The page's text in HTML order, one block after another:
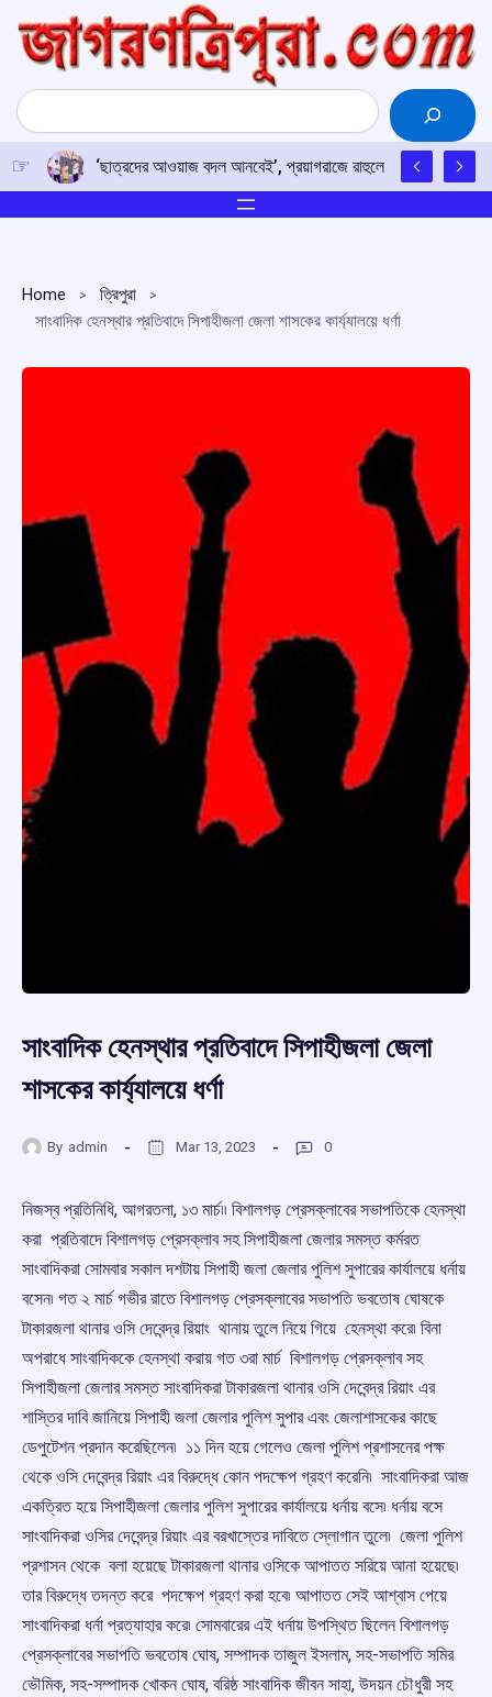
content
Search
‘ছাত্রদের আওয়াজ বদল আনবেই’, প্রয়াগরাজে রাহুলের হুঙ্কার
Home
ত্রিপুরা
সাংবাদিক হেনস্থার প্রতিবাদে সিপাহীজলা জেলা শাসকের কার্য্যালয়ে ধর্ণা
সাংবাদিক হেনস্থার প্রতিবাদে সিপাহীজলা জেলা
শাসকের কার্য্যালয়ে ধর্ণা
By admin Mar 13, 2023 0
নিজস্ব প্রতিনিধি, আগরতলা, ১৩ মার্চ৷৷ বিশালগড় প্রেসক্লাবের সভাপতিকে হেনস্থা
করা প্রতিবাদে বিশালগড় প্রেসক্লাব সহ সিপাহীজলা জেলার সমস্ত কর্মরত
সাংবাদিকরা সোমবার সকাল দশটায় সিপাহী জলা জেলার পুলিশ সুপারের কার্যালয়ে ধর্নায়
বসেন৷ গত ২ মার্চ গভীর রাতে বিশালগড় প্রেসক্লাবের সভাপতি ভবতোষ ঘোষকে
টাকারজলা থানার ওসি দেবেন্দ্র রিয়াং থানায় তুলে নিয়ে গিয়ে হেনস্থা করে৷ বিনা
অপরাধে সাংবাদিককে হেনস্থা করায় গত ৩রা মার্চ বিশালগড় প্রেসক্লাব সহ
সিপাহীজলা জেলার সমস্ত সাংবাদিকরা টাকারজলা থানার ওসি দেবেন্দ্র রিয়াং এর
শাস্তির দাবি জানিয়ে সিপাহী জলা জেলার পুলিশ সুপার এবং জেলাশাসকের কাছে
ডেপুটেশন প্রদান করেছিলেন৷ ১১ দিন হয়ে গেলেও জেলা পুলিশ প্রশাসনের পক্ষ
থেকে ওসি দেবেন্দ্র রিয়াং এর বিরুদ্ধে কোন পদক্ষেপ গ্রহণ করেনি৷ সাংবাদিকরা আজ
একত্রিত হয়ে সিপাহীজলা জেলার পুলিশ সুপারের কার্যালয়ে ধর্নায় বসে৷ ধর্নায় বসে
সাংবাদিকরা ওসির দেবেন্দ্র রিয়াং এর বরখাস্তের দাবিতে স্লোগান তুলে৷ জেলা পুলিশ
প্রশাসন থেকে বলা হয়েছে টাকারজলা থানার ওসিকে আপাতত সরিয়ে আনা হয়েছে৷
তার বিরুদ্ধে তদন্ত করে পদক্ষেপ গ্রহণ করা হবে৷ আপাতত সেই আশ্বাস পেয়ে
সাংবাদিকরা ধর্না প্রত্যাহার করে৷ সোমবারের এই ধর্নায় উপস্থিত ছিলেন বিশালগড়
প্রেসক্লাবের সভাপতি ভবতোষ ঘোষ, সম্পাদক তাজুল ইসলাম, সহ-সভাপতি সমির
ভৌমিক, সহ-সম্পাদক খোকন ঘোষ, বরিষ্ঠ সাংবাদিক জীবন সাহা, উদয়ন চৌধুরী সহ